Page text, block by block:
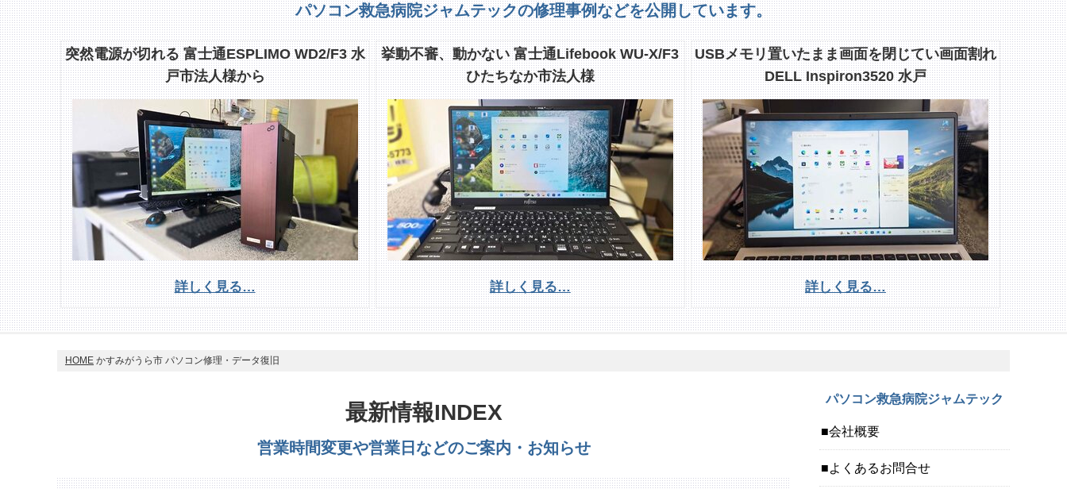
整備済み中古PC販売中 富士通FH70/D1 1TB SSD/Corei7/8GB/23.8インチ/Office
パソコン救急病院ジャムテックの修理事例などを公開しています。
突然電源が切れる 富士通ESPLIMO WD2/F3 水
戸市法人様から
詳しく見る…
挙動不審、動かない 富士通Lifebook WU-X/F3
ひたちなか市法人様
詳しく見る…
USBメモリ置いたまま画面を閉じてい画面割れ
DELL Inspiron3520 水戸
詳しく見る…
HOME かすみがうら市 パソコン修理・データ復旧
最新情報INDEX
営業時間変更や営業日などのご案内・お知らせ
パソコン救急病院ジャムテック
会社概要
よくあるお問合せ